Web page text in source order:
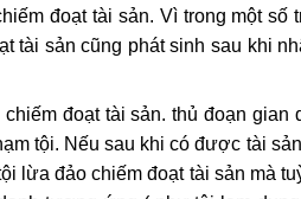
đoạt tài sản. Vì trong một
tài sản cũng phát sinh sau khi
đoạt tài sản. thủ đoạn gian
tội. Nếu sau khi có được tài
lừa đảo chiếm đoạt tài sản mà